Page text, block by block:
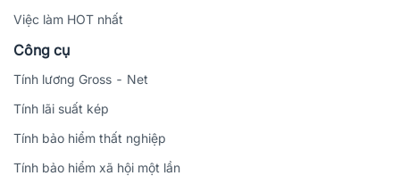
Việc làm HOT nhất
Công cụ
Tính lương Gross - Net
Tính lãi suất kép
Tính bảo hiểm thất nghiệp
Tính bảo hiểm xã hội một lần